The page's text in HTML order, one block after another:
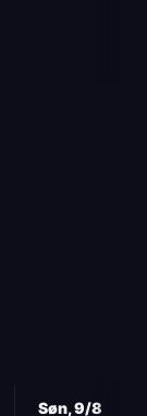
Søn, 9/8